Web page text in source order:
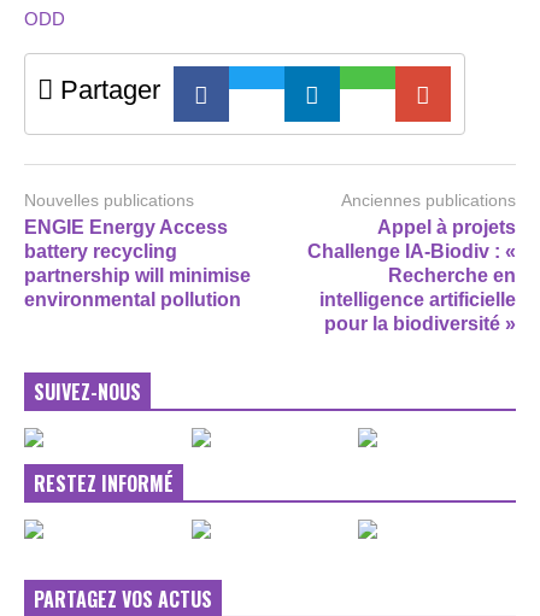
ODD
Partager
Nouvelles publications
ENGIE Energy Access
battery recycling
partnership will minimise
environmental pollution
Anciennes publications
Appel à projets
Challenge IA-Biodiv : «
Recherche en
intelligence artificielle
pour la biodiversité »
SUIVEZ-NOUS
RESTEZ INFORMÉ
PARTAGEZ VOS ACTUS